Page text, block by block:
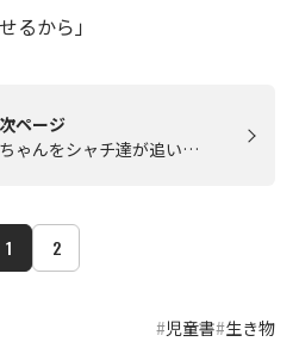
るから」
次ページ
ゃんをシャチ達が追い…
1 2
児童書 生き物